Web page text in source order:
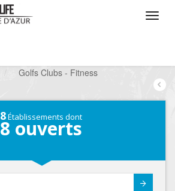
/ Golfs Clubs - Fitness
8Établissements dont
8 ouverts